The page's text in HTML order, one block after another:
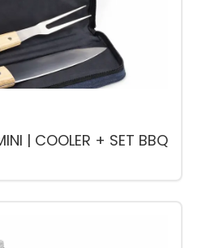
| COOLER + SET BBQ